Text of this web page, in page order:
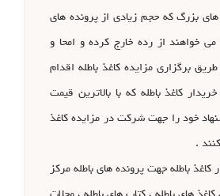
بزرگ که حجم زیادی از پرونده های
خواهند از رده خارج کرده و امحا و
طریق برگزاری مزایده کاغذ باطله اقدام
کاغذ باطله که با بالاترین قیمت
خود را جهت شرکت در مزایده کاغذ
.
کاغذ باطله جهت پرونده های باطله مرکز